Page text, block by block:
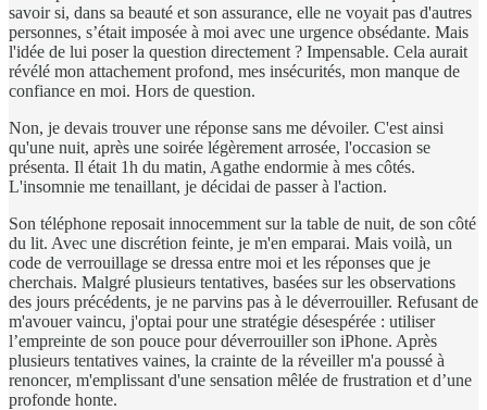
savoir si, dans sa beauté et son assurance, elle ne voyait pas d'autres
personnes, s’était imposée à moi avec une urgence obsédante. Mais
l'idée de lui poser la question directement ? Impensable. Cela aurait
révélé mon attachement profond, mes insécurités, mon manque de
confiance en moi. Hors de question.
Non, je devais trouver une réponse sans me dévoiler. C'est ainsi
qu'une nuit, après une soirée légèrement arrosée, l'occasion se
présenta. Il était 1h du matin, Agathe endormie à mes côtés.
L'insomnie me tenaillant, je décidai de passer à l'action.
Son téléphone reposait innocemment sur la table de nuit, de son côté
du lit. Avec une discrétion feinte, je m'en emparai. Mais voilà, un
code de verrouillage se dressa entre moi et les réponses que je
cherchais. Malgré plusieurs tentatives, basées sur les observations
des jours précédents, je ne parvins pas à le déverrouiller. Refusant de
m'avouer vaincu, j'optai pour une stratégie désespérée : utiliser
l’empreinte de son pouce pour déverrouiller son iPhone. Après
plusieurs tentatives vaines, la crainte de la réveiller m'a poussé à
renoncer, m'emplissant d'une sensation mêlée de frustration et d’une
profonde honte.